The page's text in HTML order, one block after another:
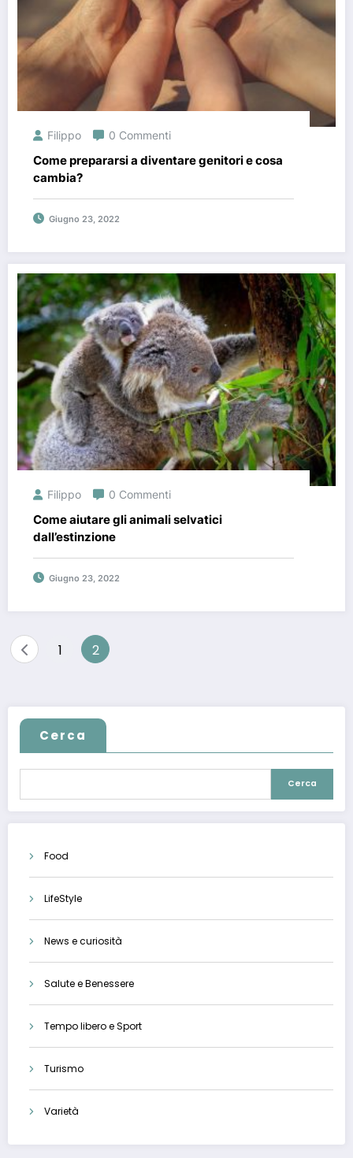
Filippo 0 Commenti
Come prepararsi a diventare genitori e cosa
cambia?
Giugno 23, 2022
Filippo 0 Commenti
Come aiutare gli animali selvatici
dall’estinzione
Giugno 23, 2022
Paginazione
1 2
Cerca
Cerca
Food
LifeStyle
News e curiosità
Salute e Benessere
Tempo libero e Sport
Turismo
Varietà